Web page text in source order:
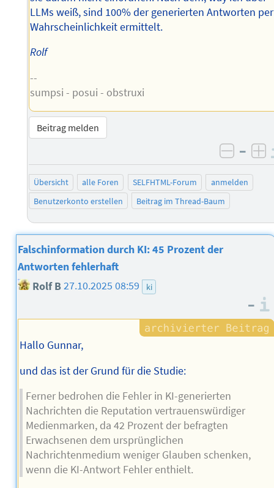
LLMs weiß, sind 100% der generierten Antworten per
Wahrscheinlichkeit ermittelt.
Rolf
--
sumpsi - posui - obstruxi
Beitrag melden
–
Übersicht alle Foren SELFHTML-Forum
anmelden
Benutzerkonto erstellen
Beitrag im Thread-Baum
Falschinformation durch KI: 45 Prozent der
Antworten fehlerhaft
Rolf B27.10.2025 08:59 ki
–
Hallo Gunnar,
und das ist der Grund für die Studie:
Ferner bedrohen die Fehler in KI-generierten
Nachrichten die Reputation vertrauenswürdiger
Medienmarken, da 42 Prozent der befragten
Erwachsenen dem ursprünglichen
Nachrichtenmedium weniger Glauben schenken,
wenn die KI-Antwort Fehler enthielt.